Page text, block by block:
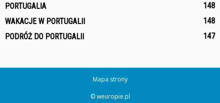
PORTUGALIA
148
WAKACJE W PORTUGALII
148
PODRÓŻ DO PORTUGALII
147
Mapa strony
© weuropie.pl